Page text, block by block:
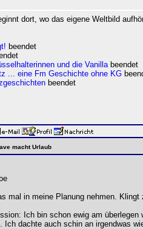
dort, wo das eigene Weltbild
beendet
und die Vanillabeendet
... eine Fm Geschichte ohne KG
beendet
macht Urlaub
mal in meine Planung nehmen.
Ich bin schon ewig am
Ich dachte auch schin an irgendwas